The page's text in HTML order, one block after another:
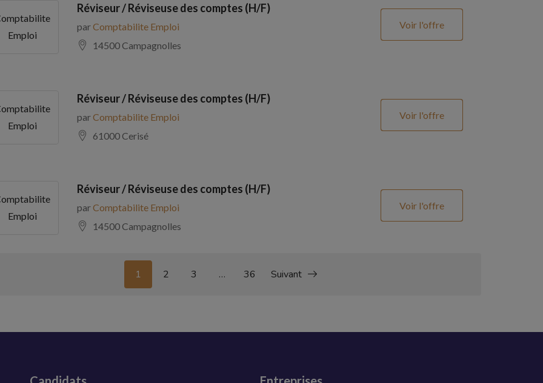
Emploi
Réviseur / Réviseuse des comptes (H/F)
parComptabilite Emploi
14500 Campagnolles
Voir l'offre
Emploi
Réviseur / Réviseuse des comptes (H/F)
parComptabilite Emploi
61000 Cerisé
Voir l'offre
Emploi
Réviseur / Réviseuse des comptes (H/F)
parComptabilite Emploi
14500 Campagnolles
Voir l'offre
1 2 3 … 36 Suivant